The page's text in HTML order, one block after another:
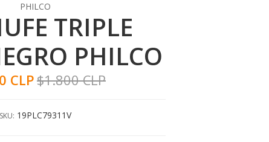
PHILCO
TRIPLE
PHILCO
CLP$1.800 CLP
SKU: 19PLC79311V